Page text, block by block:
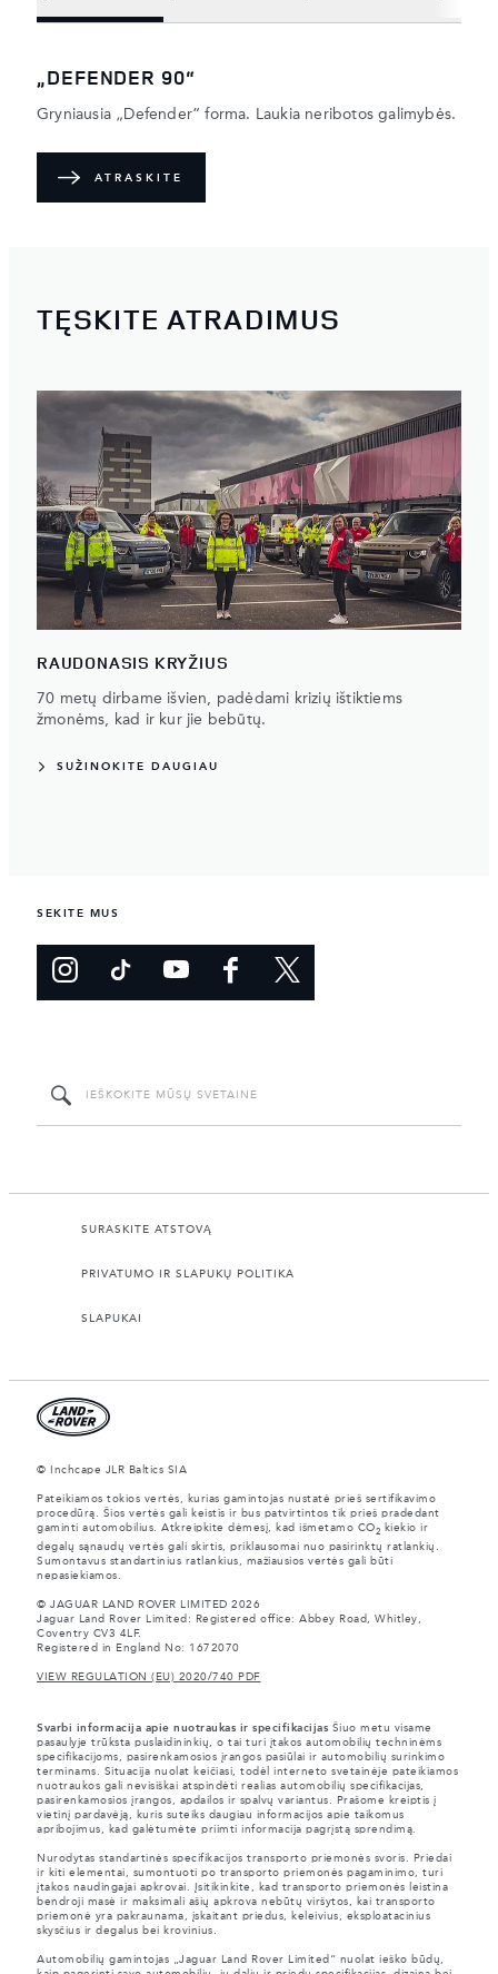
„DEFENDER 90“
Gryniausia „Defender“ forma. Laukia neribotos galimybės.
ATRASKITE
TĘSKITE ATRADIMUS
RAUDONASIS KRYŽIUS
70 metų dirbame išvien, padėdami krizių ištiktiems
žmonėms, kad ir kur jie bebūtų.
SUŽINOKITE DAUGIAU
SEKITE MUS
SURASKITE ATSTOVĄ
PRIVATUMO IR SLAPUKŲ POLITIKA
SLAPUKAI
© Inchcape JLR Baltics SIA
Pateikiamos tokios vertės, kurias gamintojas nustatė prieš sertifikavimo
procedūrą. Šios vertės gali keistis ir bus patvirtintos tik prieš pradedant
gaminti automobilius. Atkreipkite dėmesį, kad išmetamo CO2
kiekio ir
degalų sąnaudų vertės gali skirtis, priklausomai nuo pasirinktų ratlankių.
Sumontavus standartinius ratlankius, mažiausios vertės gali būti
nepasiekiamos.
© JAGUAR LAND ROVER LIMITED 2026
Jaguar Land Rover Limited: Registered office: Abbey Road, Whitley,
Coventry CV3 4LF.
Registered in England No: 1672070
VIEW REGULATION (EU) 2020/740 PDF
Svarbi informacija apie nuotraukas ir specifikacijasŠiuo metu visame
pasaulyje trūksta puslaidininkių, o tai turi įtakos automobilių techninėms
specifikacijoms, pasirenkamosios įrangos pasiūlai ir automobilių surinkimo
terminams. Situacija nuolat keičiasi, todėl interneto svetainėje pateikiamos
nuotraukos gali nevisiškai atspindėti realias automobilių specifikacijas,
pasirenkamosios įrangos, apdailos ir spalvų variantus. Prašome kreiptis į
vietinį pardavėją, kuris suteiks daugiau informacijos apie taikomus
apribojimus, kad galėtumėte priimti informacija pagrįstą sprendimą.
Nurodytas standartinės specifikacijos transporto priemonės svoris. Priedai
ir kiti elementai, sumontuoti po transporto priemonės pagaminimo, turi
įtakos naudingajai apkrovai. Įsitikinkite, kad transporto priemonės leistina
bendroji masė ir maksimali ašių apkrova nebūtų viršytos, kai transporto
priemonė yra pakraunama, įskaitant priedus, keleivius, eksploatacinius
skysčius ir degalus bei krovinius.
Automobilių gamintojas „Jaguar Land Rover Limited“ nuolat ieško būdų,